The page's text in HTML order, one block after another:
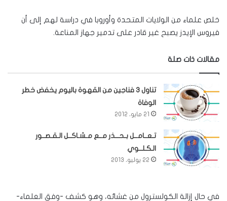
خلص علماء من الولايات المتحدة وأوروبا في دراسة لهم إلى أن
فيروس الإيدز يصبح غير قادر على تدمير جهاز المناعة.
مقالات ذات صلة
تناول 3 فناجين من القهوة باليوم يخفض خطر
الوفاة
21 مايو، 2012
تـعــامــل بـحـــذر مــع مـشـاكــل الـقـصــور
الـكـلــوي
22 يوليو، 2013
في حال إزالة الكولسترول من غشائه، وهو كشف -وفق العلماء-